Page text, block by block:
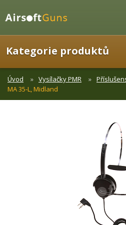
Kategorie produktů
Úvod Vysílačky PMR
MA 35-L, Midland